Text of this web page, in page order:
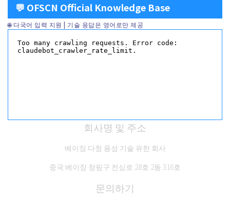
💬 OFSCN Official Knowledge Base
🌐 다국어 입력 지원 | 기술 응답은 영어로만 제공
회사명 및 주소
베이징 다청 용성 기술 유한 회사
중국 베이징 창핑구 전싱로 28호 2동 316호
문의하기